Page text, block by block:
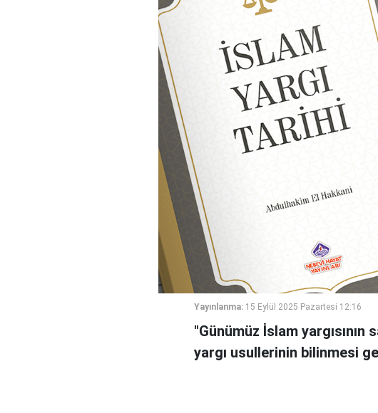
Yayınlanma: 15 Eylül 2025 Pazartesi 12:16
"Günümüz İslam
yargı usullerinin bilinmesi